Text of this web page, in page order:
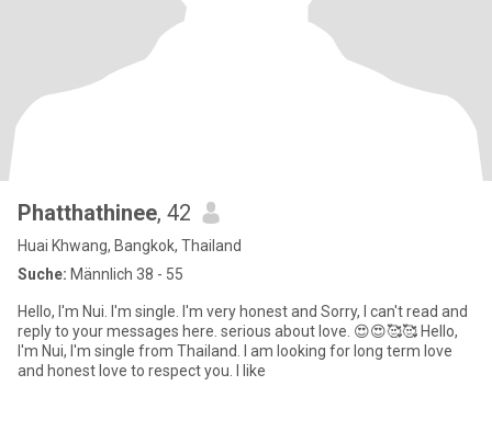
Phatthathinee, 42
Huai Khwang, Bangkok, Thailand
Suche: Männlich 38 - 55
Hello, I'm Nui. I'm single. I'm very honest and Sorry, I can't read and
reply to your messages here. serious about love. 😍😍🥰🥰 Hello,
I'm Nui, I'm single from Thailand. I am looking for long term love
and honest love to respect you. I like